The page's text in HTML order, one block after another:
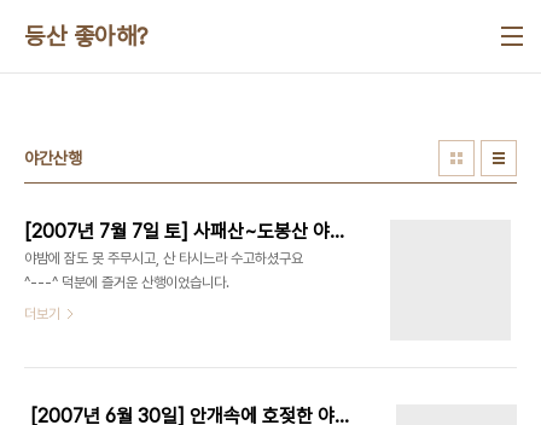
등산 좋아해?
야간산행
[2007년 7월 7일 토] 사패산~도봉산 야간 산행
야밤에 잠도 못 주무시고, 산 타시느라 수고하셨구요
^---^ 덕분에 즐거운 산행이었습니다.
더보기
[2007년 6월 30일] 안개속에 호젖한 야간산행 불암산~수락산